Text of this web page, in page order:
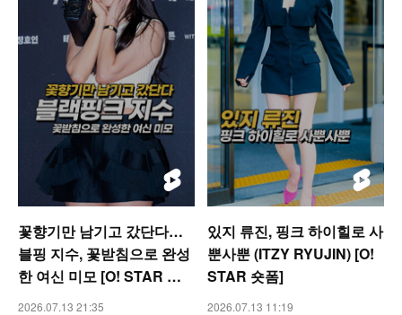
꽃향기만 남기고 갔단다…
블핑 지수, 꽃받침으로 완성
한 여신 미모 [O! STAR 숏
폼]
2026.07.13 21:35
있지 류진, 핑크 하이힐로 사
뿐사뿐 (ITZY RYUJIN) [O!
STAR 숏폼]
2026.07.13 11:19